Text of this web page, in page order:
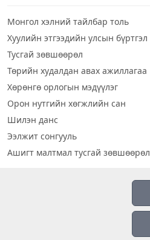
Монгол хэлний тайлбар толь
Хуулийн этгээдийн улсын бүртгэл
Тусгай зөвшөөрөл
Төрийн худалдан авах ажиллагаа
Хөрөнгө орлогын мэдүүлэг
Орон нутгийн хөгжлийн сан
Шилэн данс
Ээлжит сонгууль
Ашигт малтмал тусгай зөвшөөрөл